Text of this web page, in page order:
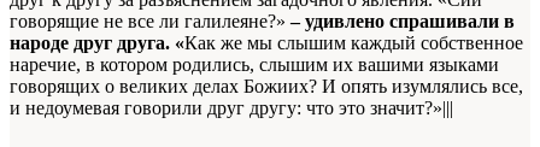
говорящие не все ли галилеяне?» – удивлено спра­шивали в
народе друг друга. «Как же мы слышим каж­дый собственное
наречие, в котором родились, слышим их вашими языками
говорящих о великих делах Божиих? И опять изумлялись все,
и недоумевая говорили друг другу: что это значит?»|||